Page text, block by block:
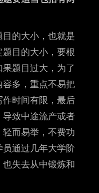
目的大小，也就是
目的大小，要根
题目过大，为了
多，重点不易把
时间有限，最后
致中途流产或者
而易举，不费功
通过几年大学阶
失去从中锻炼和